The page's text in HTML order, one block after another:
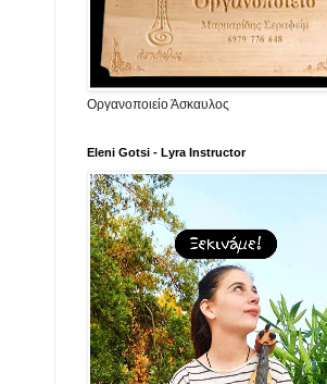
Οργανοποιείο Άσκαυλος
Eleni Gotsi - Lyra Instructor